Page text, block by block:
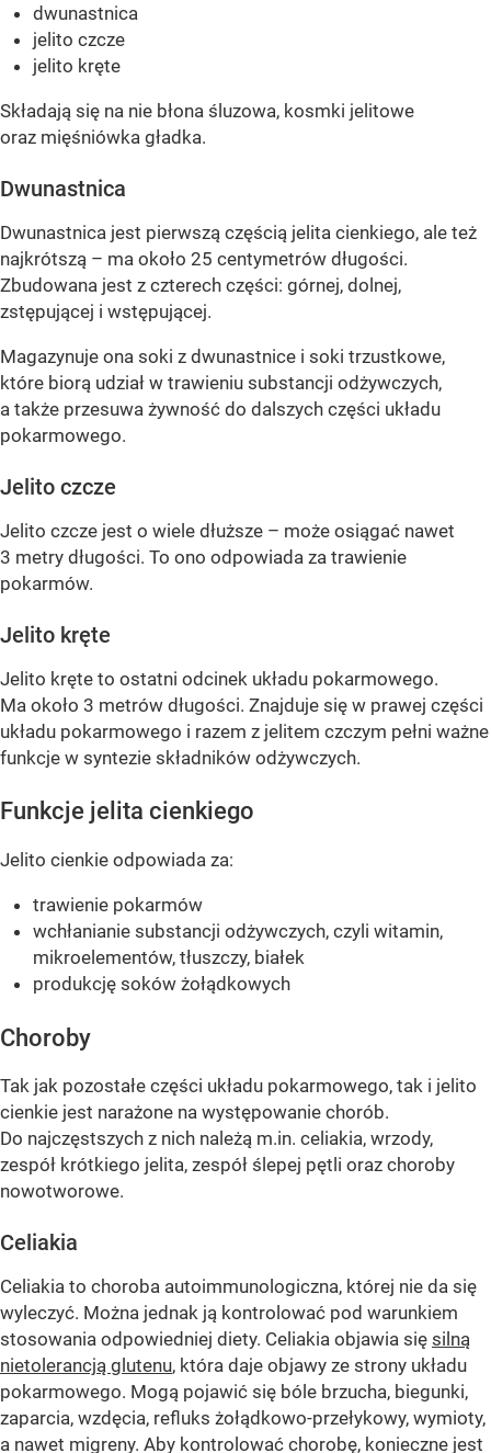
dwunastnica
jelito czcze
jelito kręte
Składają się na nie błona śluzowa, kosmki jelitowe
oraz mięśniówka gładka.
Dwunastnica
Dwunastnica jest pierwszą częścią jelita cienkiego, ale też
najkrótszą – ma około 25 centymetrów długości.
Zbudowana jest z czterech części: górnej, dolnej,
zstępującej i wstępującej.
Magazynuje ona soki z dwunastnice i soki trzustkowe,
które biorą udział w trawieniu substancji odżywczych,
a także przesuwa żywność do dalszych części układu
pokarmowego.
Jelito czcze
Jelito czcze jest o wiele dłuższe – może osiągać nawet
3 metry długości. To ono odpowiada za trawienie
pokarmów.
Jelito kręte
Jelito kręte to ostatni odcinek układu pokarmowego.
Ma około 3 metrów długości. Znajduje się w prawej części
układu pokarmowego i razem z jelitem czczym pełni ważne
funkcje w syntezie składników odżywczych.
Funkcje jelita cienkiego
Jelito cienkie odpowiada za:
trawienie pokarmów
wchłanianie substancji odżywczych, czyli witamin,
mikroelementów, tłuszczy, białek
produkcję soków żołądkowych
Choroby
Tak jak pozostałe części układu pokarmowego, tak i jelito
cienkie jest narażone na występowanie chorób.
Do najczęstszych z nich należą m.in. celiakia, wrzody,
zespół krótkiego jelita, zespół ślepej pętli oraz choroby
nowotworowe.
Celiakia
Celiakia to choroba autoimmunologiczna, której nie da się
wyleczyć. Można jednak ją kontrolować pod warunkiem
stosowania odpowiedniej diety. Celiakia objawia się silną
nietolerancją glutenu, która daje objawy ze strony układu
pokarmowego. Mogą pojawić się bóle brzucha, biegunki,
zaparcia, wzdęcia, refluks żołądkowo-przełykowy, wymioty,
a nawet migreny. Aby kontrolować chorobę, konieczne jest